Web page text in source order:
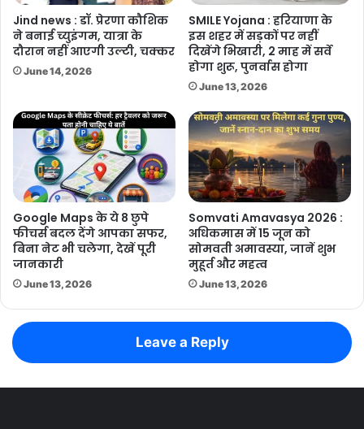
Jind news : डॉ. प्रेरणा कौशिक
ने बनाई च्युइंगम, यात्रा के
दौरान नहीं आएगी उल्टी, चक्कर
June 14, 2026
SMILE Yojana : हरियाणा के
इस शहर में सड़कों पर नहीं
दिखेंगे भिखारी, 2 माह में सर्वे
होगा शुरू, पुनर्वास होगा
June 13, 2026
Google Maps के ये 8 छुपे
फीचर्स बदल देंगे आपका सफर,
बिना नेट भी चलेगा, देखें पूरी
जानकारी
June 13, 2026
Somvati Amavasya 2026 :
अधिकमास में 15 जून को
सोमवती अमावस्या, जानें शुभ
मुहूर्त और महत्व
June 13, 2026
Leave a Reply